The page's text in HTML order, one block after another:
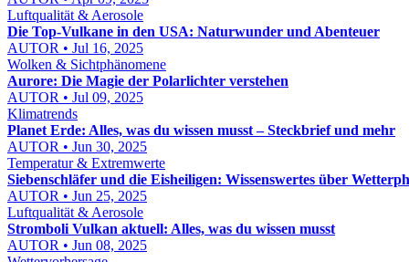
Luftqualität & Aerosole
Die Top-Vulkane in den USA: Naturwunder und Abenteuer
AUTOR • Jul 16, 2025
Wolken & Sichtphänomene
Aurore: Die Magie der Polarlichter verstehen
AUTOR • Jul 09, 2025
Klimatrends
Planet Erde: Alles, was du wissen musst – Steckbrief und mehr
AUTOR • Jun 30, 2025
Temperatur & Extremwerte
Siebenschläfer und die Eisheiligen: Wissenswertes über
AUTOR • Jun 25, 2025
Luftqualität & Aerosole
Stromboli Vulkan aktuell: Alles, was du wissen musst
AUTOR • Jun 08, 2025